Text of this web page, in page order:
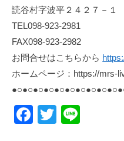
読谷村字波平２４２７－１
TEL098-923-2981
FAX098-923-2982
お問合せはこちらから
ホームページ：https://mrs-
Facebook
Twitter